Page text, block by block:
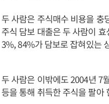
두 사람은 주식매수 비용을 충
주식 담보 대출은 두 사람이
3%, 84%가 담보로 잡혀있는
두 사람은 이밖에도 2004년 7
등을 통해 취득한 주식을 팔아